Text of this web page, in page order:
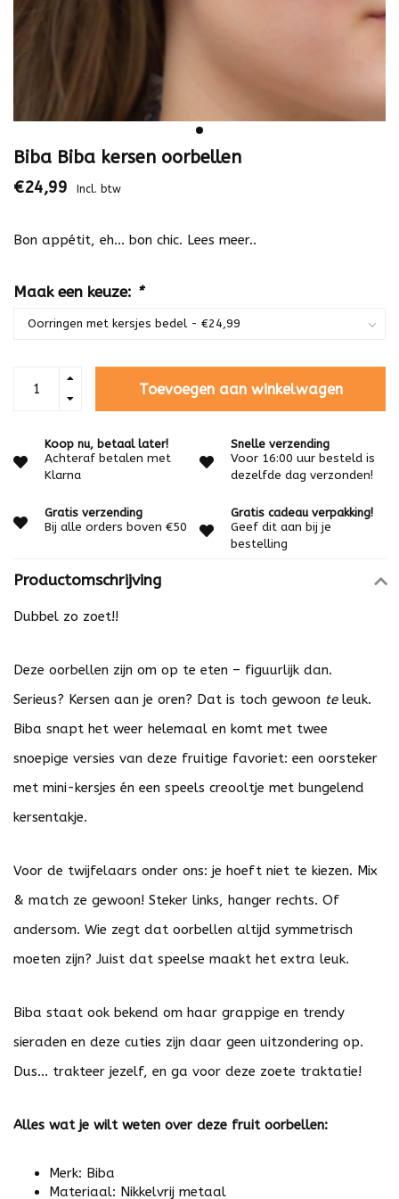
Biba Biba kersen oorbellen
€24,99 Incl. btw
Bon appétit, eh… bon chic. Lees meer..
Maak een keuze: *
Toevoegen aan winkelwagen
Koop nu, betaal later!
Achteraf betalen met
Klarna
Snelle verzending
Voor 16:00 uur besteld is
dezelfde dag verzonden!
Gratis verzending
Bij alle orders boven €50
Gratis cadeau verpakking!
Geef dit aan bij je
bestelling
Productomschrijving
Dubbel zo zoet!!
Deze oorbellen zijn om op te eten – figuurlijk dan.
Serieus? Kersen aan je oren? Dat is toch gewoon teleuk.
Biba snapt het weer helemaal en komt met twee
snoepige versies van deze fruitige favoriet: een oorsteker
met mini-kersjes én een speels creooltje met bungelend
kersentakje.
Voor de twijfelaars onder ons: je hoeft niet te kiezen. Mix
& match ze gewoon! Steker links, hanger rechts. Of
andersom. Wie zegt dat oorbellen altijd symmetrisch
moeten zijn? Juist dat speelse maakt het extra leuk.
Biba staat ook bekend om haar grappige en trendy
sieraden en deze cuties zijn daar geen uitzondering op.
Dus... trakteer jezelf, en ga voor deze zoete traktatie!
Alles wat je wilt weten over deze fruit oorbellen:
Merk: Biba
Materiaal: Nikkelvrij metaal